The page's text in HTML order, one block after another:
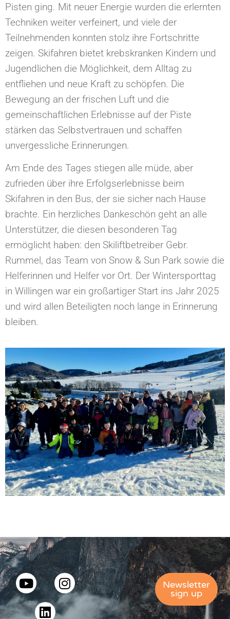
Pisten ging. Mit neuer Energie wurden die erlernten
Techniken weiter verfeinert, und viele der
Teilnehmenden konnten stolz ihre Fortschritte
zeigen. Skifahren bietet krebskranken Kindern und
Jugendlichen die Möglichkeit, dem Alltag zu
entfliehen und neue Kraft zu schöpfen. Die
Bewegung an der frischen Luft und die
gemeinschaftlichen Erlebnisse auf der Piste
stärken das Selbstvertrauen und schaffen
unvergessliche Erinnerungen.
Am Ende des Tages stiegen alle müde, aber
zufrieden über ihre Erfolgserlebnisse beim
Skifahren in den Bus, der sie sicher nach Hause
brachte. Ein herzliches Dankeschön geht an alle
Unterstützer, die diesen besonderen Tag
ermöglicht haben: den Skiliftbetreiber Gebr.
Rummel, das Team von Snow & Sun Park sowie die
Helferinnen und Helfer vor Ort. Der Wintersporttag
in Willingen war ein großartiger Start ins Jahr 2025
und wird allen Beteiligten noch lange in Erinnerung
bleiben.
Newsletter
sign up